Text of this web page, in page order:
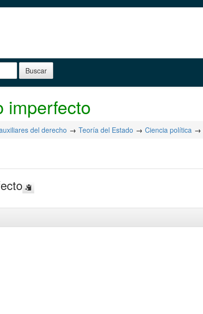
imperfecto
del derecho Teoría del Estado Ciencia política